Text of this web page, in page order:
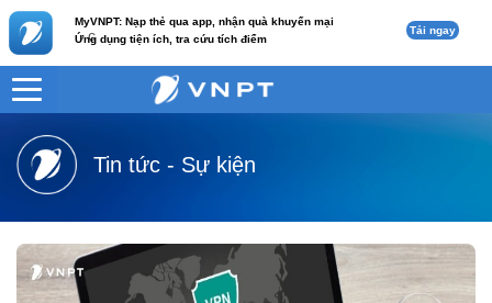
MyVNPT: Nạp thẻ qua app, nhận quà khuyến mại
Ứng dụng tiện ích, tra cứu tích điểm
c Tải ngay
VNPT
Tin tức - Sự kiện